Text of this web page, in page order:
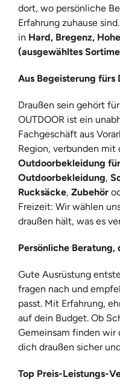
dort, wo persönliche
Erfahrung zuhause
in Hard, Bregenz,
(ausgewähltes
Aus Begeisterung fürs
Draußen sein gehört
OUTDOOR ist ein
Fachgeschäft aus
Region, verbunden mit
Outdoorbekleidung
Outdoorbekleidung,
Rucksäcke, Zubehör
Freizeit: Wir wählen
draußen hält, was es
Persönliche
Gute Ausrüstung
fragen nach und
passt. Mit Erfahrung,
auf dein Budget. Ob
Gemeinsam finden wir
dich draußen sicher
Top Preis-Leistungs-